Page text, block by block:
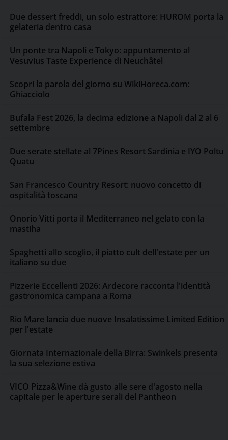
Due dessert freddi, un solo estrattore: HUROM porta la
gelateria dentro casa
Un ponte tra Napoli e Tokyo: appuntamento al
Vesuvius Taste Experience di Neuchâtel
Scopri la parola del giorno su WikiHoreca.com:
Ghiacciolo
Bufala Fest 2026, la decima edizione a Napoli dal 2 al 6
settembre
Due serate stellate al 7Pines Resort Sardinia e IYO Poltu
Quatu
San Francesco Country Resort: nuovo concetto di
ospitalità toscana
Onorio Vitti porta il Mediterraneo nel gelato con la
mastiha
Spaghetti allo scoglio, il piatto cult dell'estate per un
italiano su due
Pizzerie Eccellenti 2026: Ardecore racconta l'identità
gastronomica campana a Roma
Rio Mare lancia due nuove Insalatissime Limited Edition
per l'estate
Giornata Internazionale della Birra: Swinkels presenta
la sua selezione estiva
VICO Pizza&Wine dà gusto alle sere d'agosto nella
capitale per le aperture serali del Pantheon